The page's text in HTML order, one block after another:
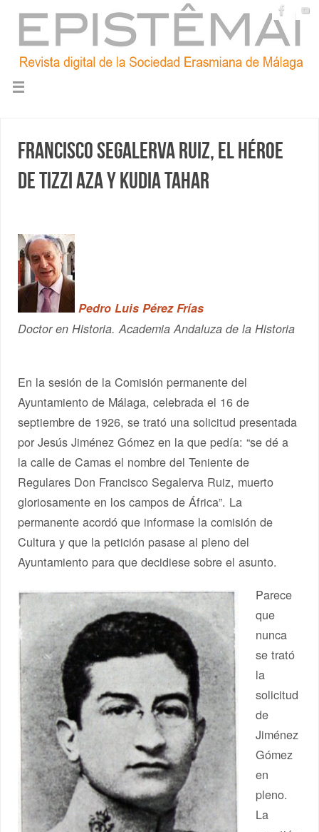
Francisco Segalerva Ruiz, el héroe
de Tizzi Aza y Kudia Tahar
Pedro Luis Pérez Frías
Doctor en Historia. Academia Andaluza de la Historia
En la sesión de la Comisión permanente del
Ayuntamiento de Málaga, celebrada el 16 de
septiembre de 1926, se trató una solicitud presentada
por Jesús Jiménez Gómez en la que pedía: “se dé a
la calle de Camas el nombre del Teniente de
Regulares Don Francisco Segalerva Ruiz, muerto
gloriosamente en los campos de África”. La
permanente acordó que informase la comisión de
Cultura y que la petición pasase al pleno del
Ayuntamiento para que decidiese sobre el asunto.
Parece
que
nunca
se trató
la
solicitud
de
Jiménez
Gómez
en
pleno.
La